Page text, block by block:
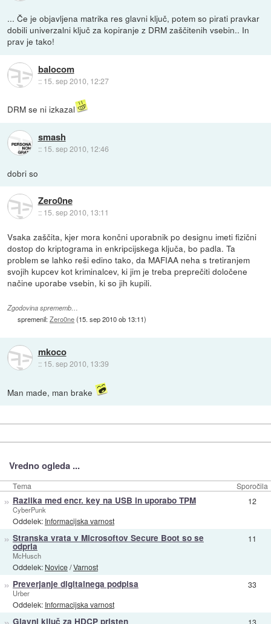
... Če je objavljena matrika res glavni ključ, potem so pirati pravkar
dobili univerzalni ključ za kopiranje z DRM zaščitenih vsebin.. In
prav je tako!
balocom
:: 15. sep 2010, 12:27
DRM se ni izkazal
smash
:: 15. sep 2010, 12:46
dobri so
Zero0ne
:: 15. sep 2010, 13:11
Vsaka zaščita, kjer mora končni uporabnik po designu imeti fizični
dostop do kriptograma in enkripcijskega ključa, bo padla. Ta
problem se lahko reši edino tako, da MAFIAA neha s tretiranjem
svojih kupcev kot kriminalcev, ki jim je treba preprečiti določene
načine uporabe vsebin, ki so jih kupili.
Zgodovina sprememb…
spremenil:Zero0ne(15. sep 2010 ob 13:11)
mkoco
:: 15. sep 2010, 13:39
Man made, man brake
Vredno ogleda ...
Tema Sporočila
» Razlika med encr. key na USB in uporabo TPM
CyberPunk
Oddelek: Informacijska varnost
12
» Stranska vrata v Microsoftov Secure Boot so se
odprla
McHusch
Oddelek: Novice/Varnost
11
» Preverjanje digitalnega podpisa
Urber
Oddelek: Informacijska varnost
33
Glavni ključ za HDCP pristen 13